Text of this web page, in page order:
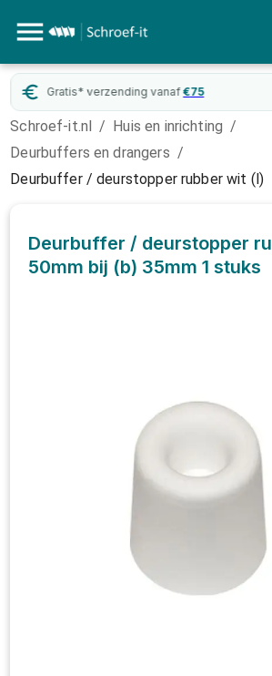
Gratis* verzending vanaf €75
Schroef-it.nl / Huis en inrichting /
Deurbuffers en drangers /
Deurbuffer / deurstopper rubber wit (l)
Deurbuffer / deurstopper
50mm bij (b) 35mm 1 stuks